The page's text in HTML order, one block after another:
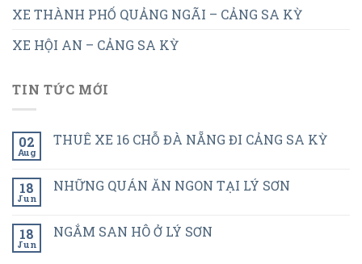
XE THÀNH PHỐ QUẢNG NGÃI – CẢNG SA KỲ
XE HỘI AN – CẢNG SA KỲ
TIN TỨC MỚI
02
Aug
THUÊ XE 16 CHỖ ĐÀ NẴNG ĐI CẢNG SA KỲ
18
Jun
NHỮNG QUÁN ĂN NGON TẠI LÝ SƠN
18
Jun
NGẮM SAN HÔ Ở LÝ SƠN